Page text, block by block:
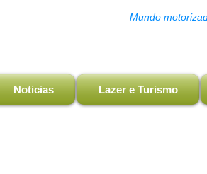
Mundo
Noticias Lazer e Turismo